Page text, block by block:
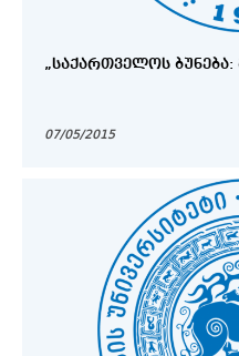
„ᲡᲐᲥᲐᲠᲗᲕᲔᲚᲝᲡ ᲑᲣᲜᲔᲑᲐ:
07/05/2015